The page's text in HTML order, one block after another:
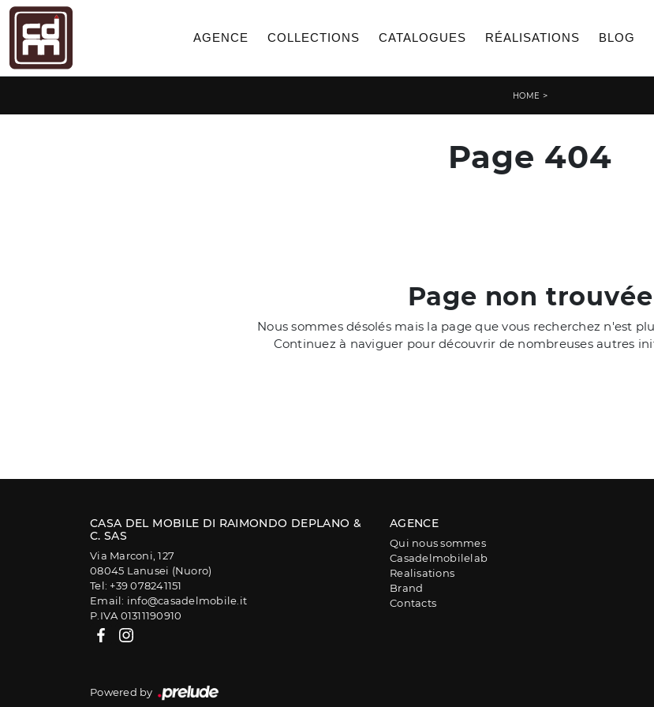
AGENCE COLLECTIONS CATALOGUES RÉALISATIONS BLOG
HOME >
Page 404
Page non trouvée
Nous sommes désolés mais la page que vous recherchez n'est
Continuez à naviguer pour découvrir de nombreuses autres
CASA DEL MOBILE DI RAIMONDO DEPLANO &
C. SAS
Via Marconi, 127
08045 Lanusei (Nuoro)
Tel: +39 078241151
Email: info@casadelmobile.it
P.IVA 01311190910
AGENCE
Qui nous sommes
Casadelmobilelab
Realisations
Brand
Contacts
Powered by